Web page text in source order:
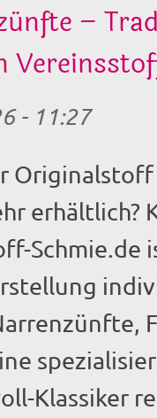
–
- 11:27
erhältlich?
Schmie.de
Klassiker